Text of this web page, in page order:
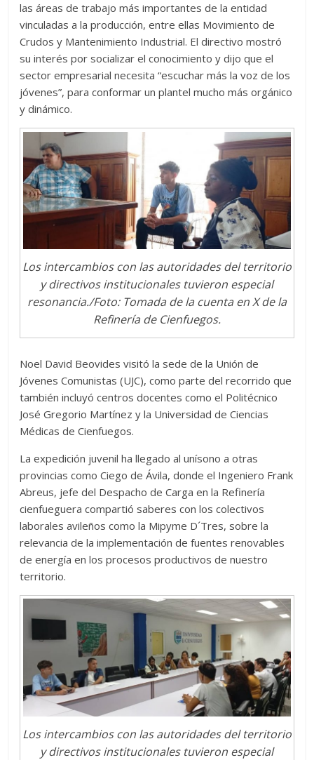
las áreas de trabajo más importantes de la entidad
vinculadas a la producción, entre ellas Movimiento de
Crudos y Mantenimiento Industrial. El directivo mostró
su interés por socializar el conocimiento y dijo que el
sector empresarial necesita “escuchar más la voz de los
jóvenes”, para conformar un plantel mucho más orgánico
y dinámico.
Los intercambios con las autoridades del territorio
y directivos institucionales tuvieron especial
resonancia./Foto: Tomada de la cuenta en X de la
Refinería de Cienfuegos.
Noel David Beovides visitó la sede de la Unión de
Jóvenes Comunistas (UJC), como parte del recorrido que
también incluyó centros docentes como el Politécnico
José Gregorio Martínez y la Universidad de Ciencias
Médicas de Cienfuegos.
La expedición juvenil ha llegado al unísono a otras
provincias como Ciego de Ávila, donde el Ingeniero Frank
Abreus, jefe del Despacho de Carga en la Refinería
cienfueguera compartió saberes con los colectivos
laborales avileños como la Mipyme D´Tres, sobre la
relevancia de la implementación de fuentes renovables
de energía en los procesos productivos de nuestro
territorio.
Los intercambios con las autoridades del territorio
y directivos institucionales tuvieron especial